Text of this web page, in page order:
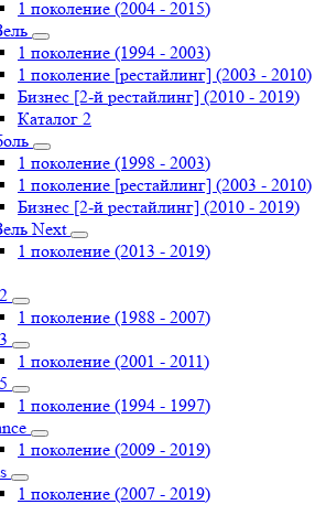
1 поколение (2004 - 2015)
1 поколение (1994 - 2003)
1 поколение [рестайлинг] (2003 - 2010)
Бизнес [2-й рестайлинг] (2010 - 2019)
Каталог 2
1 поколение (1998 - 2003)
1 поколение [рестайлинг] (2003 - 2010)
Бизнес [2-й рестайлинг] (2010 - 2019)
Next
1 поколение (2013 - 2019)
1 поколение (1988 - 2007)
1 поколение (2001 - 2011)
1 поколение (1994 - 1997)
1 поколение (2009 - 2019)
1 поколение (2007 - 2019)